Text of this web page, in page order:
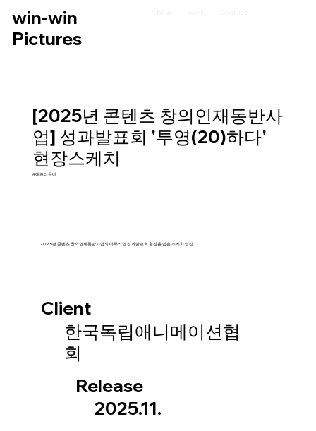
win-win
Pictures
[2025년 콘텐츠 창의인재동반사
업] 성과발표회 '투영(20)하다'
현장스케치
#애프터무비
2025년 콘텐츠 창의인재동반사업의 마무리인 성과발표회 현장을 담은 스케치 영상
Client
한국독립애니메이션협
회
Release
2025.11.